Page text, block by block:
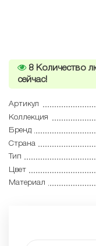
8 Количество
сейчас!
Артикул
Коллекция
Бренд
Страна
Тип
Цвет
Материал